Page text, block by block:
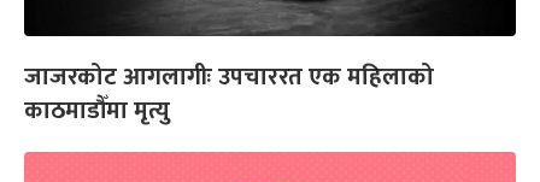
जाजरकोट आगलागीः उपचाररत एक महिलाको
काठमाडौँमा मृत्यु